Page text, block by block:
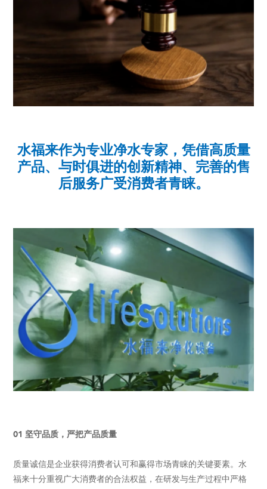
水福来作为专业净水专家，凭借高质量
产品、与时俱进的创新精神、完善的售
后服务广受消费者青睐。
01 坚守品质，严把产品质量
质量诚信是企业获得消费者认可和赢得市场青睐的关键要素。水
福来十分重视广大消费者的合法权益，在研发与生产过程中严格